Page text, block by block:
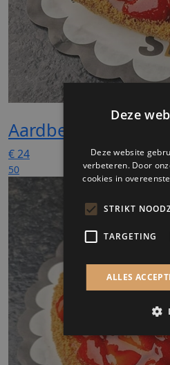
Aardbeien gele room
€24
50